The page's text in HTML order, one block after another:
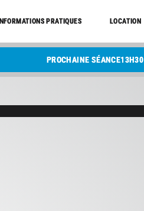
INFORMATIONS PRATIQUES LOCATION
PROCHAINE SÉANCE13H30